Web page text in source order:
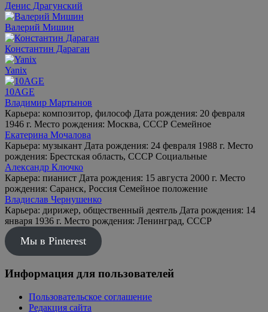
Денис Драгунский
Валерий Мишин
Константин Дараган
Yanix
10AGE
Владимир Мартынов
Карьера: композитор, философ Дата рождения: 20 февраля
1946 г. Место рождения: Москва, СССР Семейное
Екатерина Мочалова
Карьера: музыкант Дата рождения: 24 февраля 1988 г. Место
рождения: Брестская область, СССР Социальные
Александр Ключко
Карьера: пианист Дата рождения: 15 августа 2000 г. Место
рождения: Саранск, Россия Семейное положение
Владислав Чернушенко
Карьера: дирижер, общественный деятель Дата рождения: 14
января 1936 г. Место рождения: Ленинград, СССР
Мы в Pinterest
Информация для пользователей
Пользовательское соглашение
Редакция сайта